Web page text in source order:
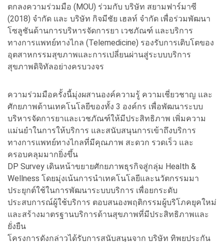
ตกลงความร่วมมือ (MOU) ร่วมกับ บริษัท สยามฟาร์มาซี
(2018) จำกัด และ บริษัท กิจมีชัย เฮลท์ จำกัด เพื่อร่วมพัฒนา
โซลูชันด้านการบริหารจัดการยา เวชภัณฑ์ และบริการ
ทางการแพทย์ทางไกล (Telemedicine) รองรับการเติบโตของ
อุตสาหกรรมสุขภาพและการเปลี่ยนผ่านสู่ระบบบริการ
สุขภาพดิจิทัลอย่างครบวงจร
ความร่วมมือครั้งนี้มุ่งผสานองค์ความรู้ ความเชี่ยวชาญ และ
ศักยภาพด้านเทคโนโลยีของทั้ง 3 องค์กร เพื่อพัฒนาระบบ
บริหารจัดการยาและเวชภัณฑ์ให้มีประสิทธิภาพ เพิ่มความ
แม่นยำในการให้บริการ และสนับสนุนการเข้าถึงบริการ
ทางการแพทย์ทางไกลที่มีคุณภาพ สะดวก รวดเร็ว และ
ครอบคลุมมากยิ่งขึ้น
DP Survey เดินหน้าขยายศักยภาพธุรกิจสู่กลุ่ม Health &
Wellness โดยมุ่งเน้นการนำเทคโนโลยีและนวัตกรรมมา
ประยุกต์ใช้ในการพัฒนาระบบบริการ เพื่อยกระดับ
ประสบการณ์ผู้ใช้บริการ ตอบสนองพฤติกรรมผู้บริโภคยุคใหม่
และสร้างมาตรฐานบริการด้านสุขภาพที่มีประสิทธิภาพและ
ยั่งยืน
โครงการดังกล่าวได้รับการสนับสนุนจาก บริษัท ทิพยประกัน